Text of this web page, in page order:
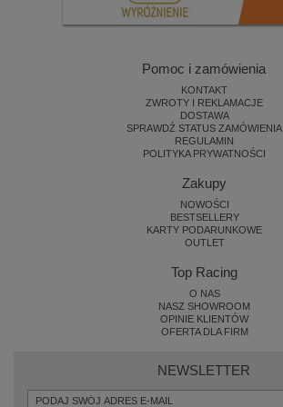
Pomoc i zamówienia
KONTAKT
ZWROTY I REKLAMACJE
DOSTAWA
SPRAWDŹ STATUS ZAMÓWIENIA
REGULAMIN
POLITYKA PRYWATNOŚCI
Zakupy
NOWOŚCI
BESTSELLERY
KARTY PODARUNKOWE
OUTLET
Top Racing
O NAS
NASZ SHOWROOM
OPINIE KLIENTÓW
OFERTA DLA FIRM
NEWSLETTER